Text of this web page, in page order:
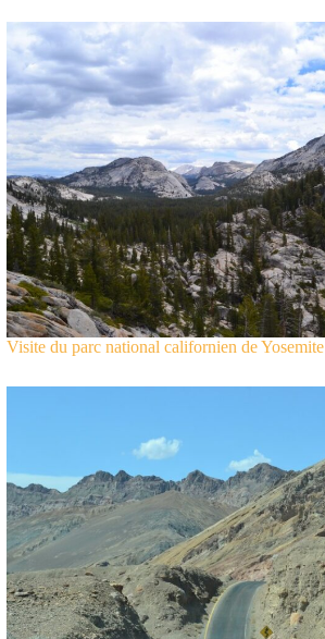
Visite du parc national californien de Yosemite